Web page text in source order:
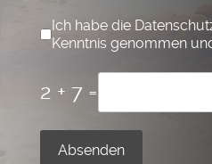
Ich habe die
Kenntnis genommen
2 + 7 =
Absenden